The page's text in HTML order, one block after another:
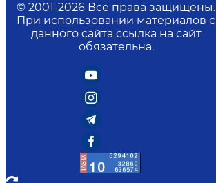
© 2001-2026 Все права защищены.
При использовании материалов с
данного сайта ссылка на сайт
обязательна.